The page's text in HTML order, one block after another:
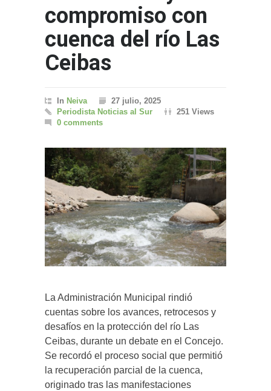
compromiso con
cuenca del río Las
Ceibas
In Neiva
27 julio, 2025
Periodista Noticias al Sur
251 Views
0 comments
La Administración Municipal rindió
cuentas sobre los avances, retrocesos y
desafíos en la protección del río Las
Ceibas, durante un debate en el Concejo.
Se recordó el proceso social que permitió
la recuperación parcial de la cuenca,
originado tras las manifestaciones